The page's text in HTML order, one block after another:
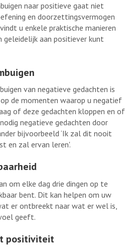
naar positieve gaat niet
en doorzettingsvermogen
u enkele praktische manieren
geleidelijk aan positiever kunt
van negatieve gedachten is
de momenten waarop u negatief
of deze gedachten kloppen en of
negatieve gedachten door
bijvoorbeeld ‘Ik zal dit nooit
en zal ervan leren'.
om elke dag drie dingen op te
bent. Dit kan helpen om uw
er ontbreekt naar wat er wel is,
geeft.
positiviteit